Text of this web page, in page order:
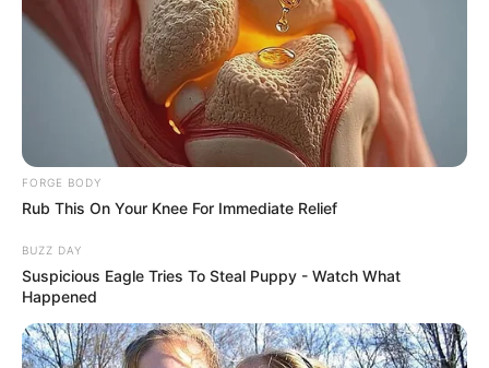
CVS’s Nightmare Comes True: Men Ditching Viagra
For This 87¢ Generic Aisle 7 Hack
FRIDAY PLANS
FORGE BODY
Rub This On Your Knee For Immediate Relief
BUZZ DAY
Suspicious Eagle Tries To Steal Puppy - Watch What
Happened